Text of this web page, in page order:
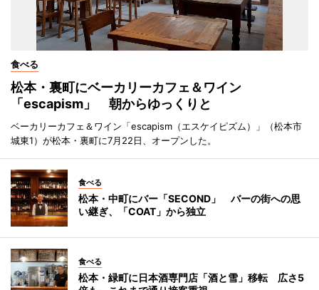
食べる
松本・裏町にベーカリーカフェ＆ワイン
「escapism」 朝からゆっくりと
ベーカリーカフェ＆ワイン「escapism（エスケイピズム）」（松本市
城東1）が松本・裏町に7月22日、オープンした。
食べる
松本・中町にバー「SECOND」 バーの街への思
い継ぎ、「COAT」から独立
食べる
松本・緑町に日本酒専門店「酒と雪」移転 広さ5